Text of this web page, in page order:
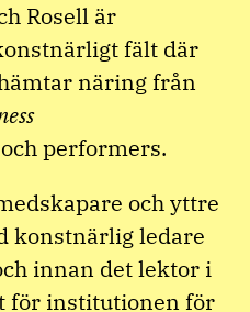
Rosell är
fält där
näring från
performers.
och yttre
konstnärlig ledare
innan det lektor i
för institutionen för